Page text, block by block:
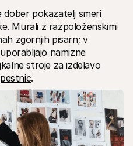
dober pokazatelj smeri
Murali z razpoloženskimi
zgornjih pisarn; v
namizne
.